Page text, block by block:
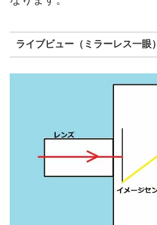
ライブビュー（ミラーレス一眼）